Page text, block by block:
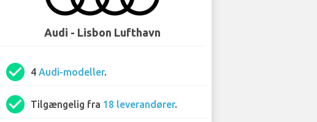
Audi - Lisbon Lufthavn
check_circle 4Audi-modeller.
check_circle Tilgængelig fra 18 leverandører.